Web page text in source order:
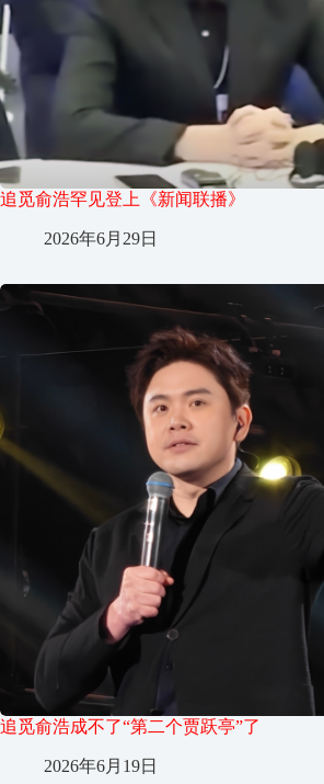
追觅俞浩罕见登上《新闻联播》
2026年6月29日
追觅俞浩成不了“第二个贾跃亭”了
2026年6月19日